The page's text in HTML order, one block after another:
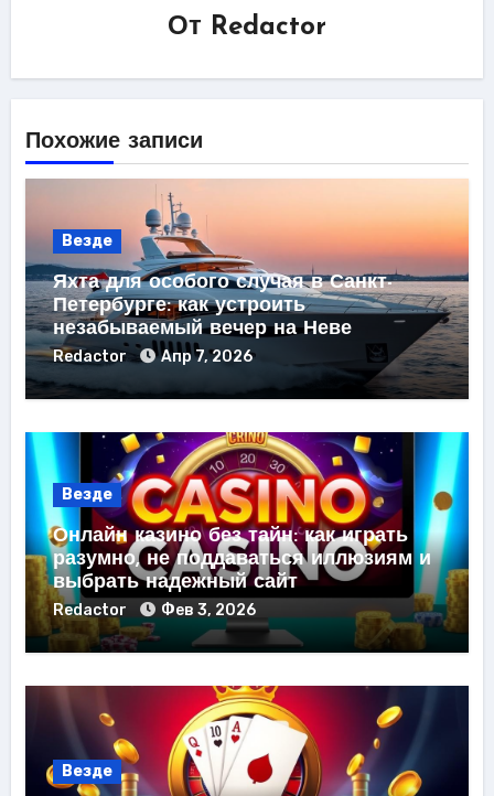
От Redactor
Похожие записи
Везде
Яхта для особого случая в Санкт-
Петербурге: как устроить
незабываемый вечер на Неве
Redactor Апр 7, 2026
Везде
Онлайн казино без тайн: как играть
разумно, не поддаваться иллюзиям и
выбрать надежный сайт
Redactor Фев 3, 2026
Везде